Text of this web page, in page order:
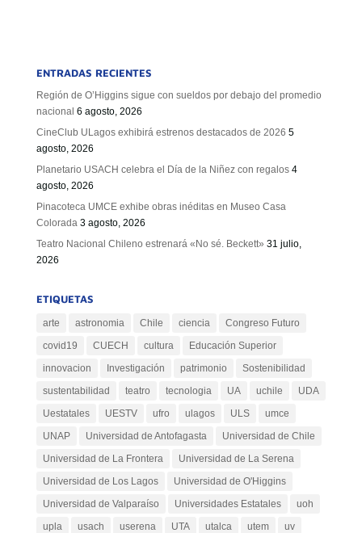
ENTRADAS RECIENTES
Región de O’Higgins sigue con sueldos por debajo del promedio
nacional 6 agosto, 2026
CineClub ULagos exhibirá estrenos destacados de 2026 5
agosto, 2026
Planetario USACH celebra el Día de la Niñez con regalos 4
agosto, 2026
Pinacoteca UMCE exhibe obras inéditas en Museo Casa
Colorada 3 agosto, 2026
Teatro Nacional Chileno estrenará «No sé. Beckett» 31 julio,
2026
ETIQUETAS
arte astronomia Chile ciencia
Congreso Futuro
covid19
CUECH cultura
Educación Superior
innovacion
Investigación patrimonio
Sostenibilidad
sustentabilidad
teatro tecnologia UA uchile
UDA
Uestatales
UESTV ufro ulagos ULS
umce
UNAP
Universidad de Antofagasta
Universidad de Chile
Universidad de La Frontera
Universidad de La Serena
Universidad de Los Lagos
Universidad de O'Higgins
Universidad de Valparaíso
Universidades Estatales
uoh
upla
usach userena UTA utalca utem
uv